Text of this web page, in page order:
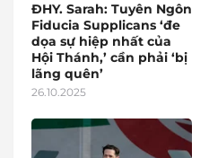
ĐHY. Sarah: Tuyên Ngôn
Fiducia Supplicans ‘đe
dọa sự hiệp nhất của
Hội Thánh,’ cần phải ‘bị
lãng quên’
26.10.2025